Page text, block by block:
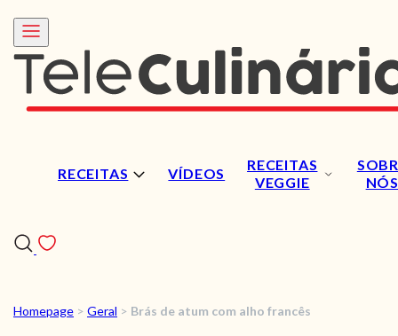
RECEITAS VÍDEOS
RECEITAS
VEGGIE
NÓS
RECEITAS
Homepage > Geral > Brás de atum com alho francês